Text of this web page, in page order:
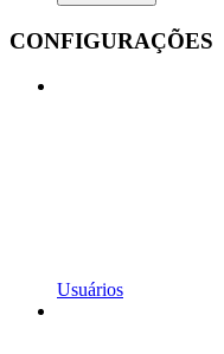
CONFIGURAÇÕES
Usuários